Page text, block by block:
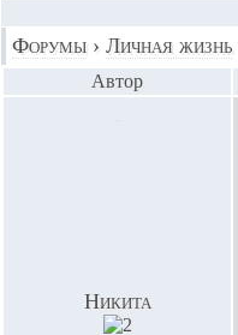
Форумы › Личная жизнь
Автор
Никита